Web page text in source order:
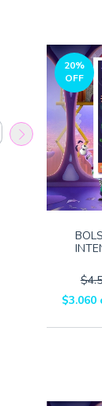
20%
OFF
$3.060